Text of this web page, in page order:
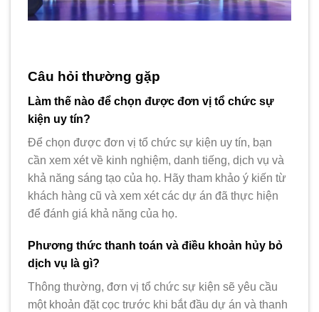
Câu hỏi thường gặp
Làm thế nào để chọn được đơn vị tổ chức sự
kiện uy tín?
Để chọn được đơn vị tổ chức sự kiện uy tín, bạn
cần xem xét về kinh nghiệm, danh tiếng, dịch vụ và
khả năng sáng tạo của họ. Hãy tham khảo ý kiến từ
khách hàng cũ và xem xét các dự án đã thực hiện
để đánh giá khả năng của họ.
Phương thức thanh toán và điều khoản hủy bỏ
dịch vụ là gì?
Thông thường, đơn vị tổ chức sự kiện sẽ yêu cầu
một khoản đặt cọc trước khi bắt đầu dự án và thanh